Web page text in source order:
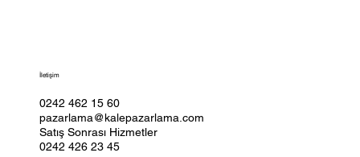
İletişim
0242 462 15 60
pazarlama@kalepazarlama.com
Satış Sonrası Hizmetler
0242 426 23 45